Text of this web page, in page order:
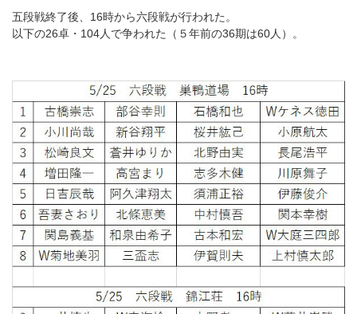
五段戦終了後、16時から六段戦が行われた。
以下の26卓・104人で争われた（５年前の36期は60人）。